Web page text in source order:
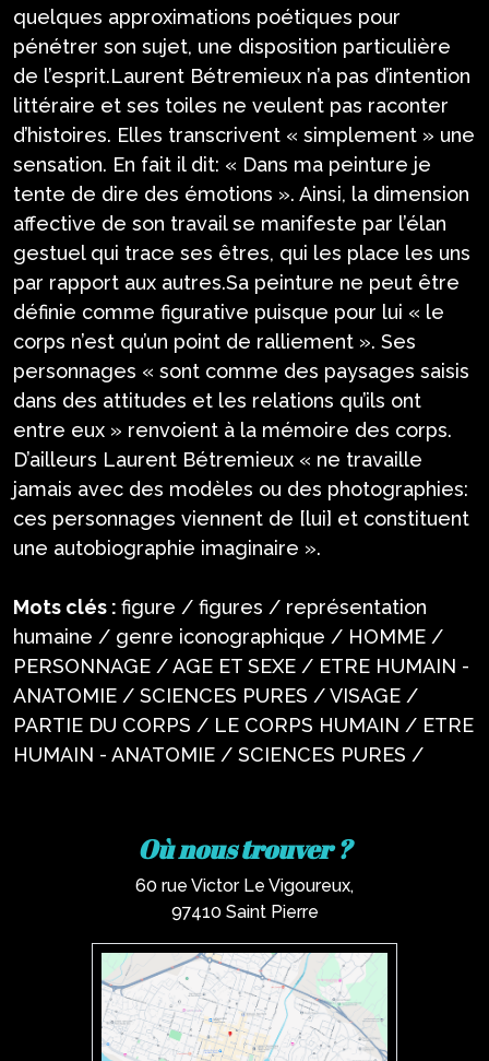
quelques approximations poétiques pour
pénétrer son sujet, une disposition particulière
de l’esprit.Laurent Bétremieux n’a pas d’intention
littéraire et ses toiles ne veulent pas raconter
d’histoires. Elles transcrivent « simplement » une
sensation. En fait il dit: « Dans ma peinture je
tente de dire des émotions ». Ainsi, la dimension
affective de son travail se manifeste par l’élan
gestuel qui trace ses êtres, qui les place les uns
par rapport aux autres.Sa peinture ne peut être
définie comme figurative puisque pour lui « le
corps n’est qu’un point de ralliement ». Ses
personnages « sont comme des paysages saisis
dans des attitudes et les relations qu’ils ont
entre eux » renvoient à la mémoire des corps.
D’ailleurs Laurent Bétremieux « ne travaille
jamais avec des modèles ou des photographies:
ces personnages viennent de [lui] et constituent
une autobiographie imaginaire ».
Mots clés : figure / figures / représentation
humaine / genre iconographique / HOMME /
PERSONNAGE / AGE ET SEXE / ETRE HUMAIN -
ANATOMIE / SCIENCES PURES / VISAGE /
PARTIE DU CORPS / LE CORPS HUMAIN / ETRE
HUMAIN - ANATOMIE / SCIENCES PURES /
Où nous trouver ?
60 rue Victor Le Vigoureux,
97410 Saint Pierre